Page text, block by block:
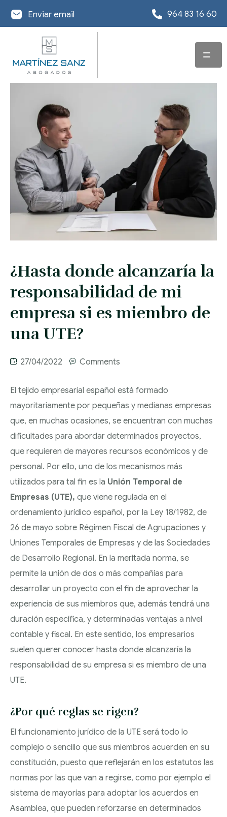
Enviar email 964 83 16 60
SERVICIOS
ABOGADO EN
DERECHO
CONCURSAL
REESTRUCTURACIÓN
DE DEUDA
EXONERACIÓN DE
PASIVO
COMPRAVENTA DE
UNIDADES
PRODUCTIVAS
ABOGADO EN
DERECHO
MERCANTIL Y
SOCIETARIO
MERCANTIL
DISOLUCIÓN Y
LIQUIDACIÓN DE
ASESORAMIENTO
LABORAL
INCAPACIDAD
LABORAL
DESPIDOS
COLECTIVOS: ERE,
ERTE Y
PROCESAL CIVIL Y
MERCANTIL
CONSTRUCTIVOS
INCUMPLIMIENTO
DE CONTRATOS
ARRENDAMIENTOS
ESPAÑOLA
DERECHO
INTERNACIONAL
TRAMITACIÓN DE
SEPARACIONES Y
DIVORCIOS
REGÍMENES
ECONÓMICOS
MATRIMONIALES
ABOGADOS
CONVENIOS
ADMINISTRACIÓN
PÚBLICA Y
CONTENCIOSO
ADMINISTRATIVO
DERECHO BANCARIO
CLAÚSULAS
ABUSIVAS
OFICINAS
DESPACHO
ABOGADOS EN
CASTELLÓN
VALENCIA
DESPACHO
ABOGADOS EN
ACTUALIDAD
INFORMACIÓN DE
INTERÉS
¿Hasta donde alcanzaría la
responsabilidad de mi
empresa si es miembro de
una UTE?
27/04/2022 Comments
El tejido empresarial español está formado
mayoritariamente por pequeñas y medianas empresas
que, en muchas ocasiones, se encuentran con muchas
dificultades para abordar determinados proyectos,
que requieren de mayores recursos económicos y de
personal. Por ello, uno de los mecanismos más
utilizados para tal fin es la Unión Temporal de
Empresas (UTE), que viene regulada en el
ordenamiento jurídico español, por la Ley 18/1982, de
26 de mayo sobre Régimen Fiscal de Agrupaciones y
Uniones Temporales de Empresas y de las Sociedades
de Desarrollo Regional. En la meritada norma, se
permite la unión de dos o más compañías para
desarrollar un proyecto con el fin de aprovechar la
experiencia de sus miembros que, además tendrá una
duración específica, y determinadas ventajas a nivel
contable y fiscal. En este sentido, los empresarios
suelen querer conocer hasta donde alcanzaría la
responsabilidad de su empresa si es miembro de una
UTE.
¿Por qué reglas se rigen?
El funcionamiento jurídico de la UTE será todo lo
complejo o sencillo que sus miembros acuerden en su
constitución, puesto que reflejarán en los estatutos las
normas por las que van a regirse, como por ejemplo el
sistema de mayorías para adoptar los acuerdos en
Asamblea, que pueden reforzarse en determinados